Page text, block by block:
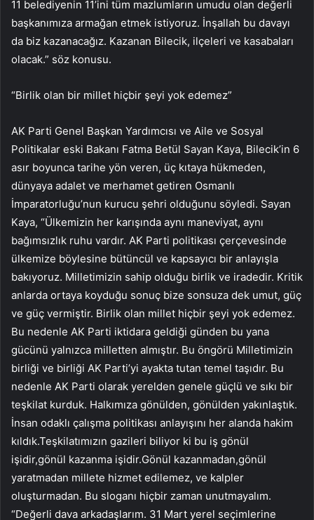
11 belediyenin 11’ini tüm mazlumların umudu olan değerli
başkanımıza armağan etmek istiyoruz. İnşallah bu davayı
da biz kazanacağız. Kazanan Bilecik, ilçeleri ve kasabaları
olacak.” söz konusu.
“Birlik olan bir millet hiçbir şeyi yok edemez”
AK Parti Genel Başkan Yardımcısı ve Aile ve Sosyal
Politikalar eski Bakanı Fatma Betül Sayan Kaya, Bilecik’in 6
asır boyunca tarihe yön veren, üç kıtaya hükmeden,
dünyaya adalet ve merhamet getiren Osmanlı
İmparatorluğu’nun kurucu şehri olduğunu söyledi. Sayan
Kaya, “Ülkemizin her karışında aynı maneviyat, aynı
bağımsızlık ruhu vardır. AK Parti politikası çerçevesinde
ülkemize böylesine bütüncül ve kapsayıcı bir anlayışla
bakıyoruz. Milletimizin sahip olduğu birlik ve iradedir. Kritik
anlarda ortaya koyduğu sonuç bize sonsuza dek umut, güç
ve güç vermiştir. Birlik olan millet hiçbir şeyi yok edemez.
Bu nedenle AK Parti iktidara geldiği günden bu yana
gücünü yalnızca milletten almıştır. Bu öngörü Milletimizin
birliği ve birliği AK Parti’yi ayakta tutan temel taşıdır. Bu
nedenle AK Parti olarak yerelden genele güçlü ve sıkı bir
teşkilat kurduk. Halkımıza gönülden, gönülden yakınlaştık.
İnsan odaklı çalışma politikası anlayışını her alanda hakim
kıldık.Teşkilatımızın gazileri biliyor ki bu iş gönül
işidir,gönül kazanma işidir.Gönül kazanmadan,gönül
yaratmadan millete hizmet edilemez, ve kalpler
oluşturmadan. Bu sloganı hiçbir zaman unutmayalım.
“Değerli dava arkadaşlarım. 31 Mart yerel seçimlerine